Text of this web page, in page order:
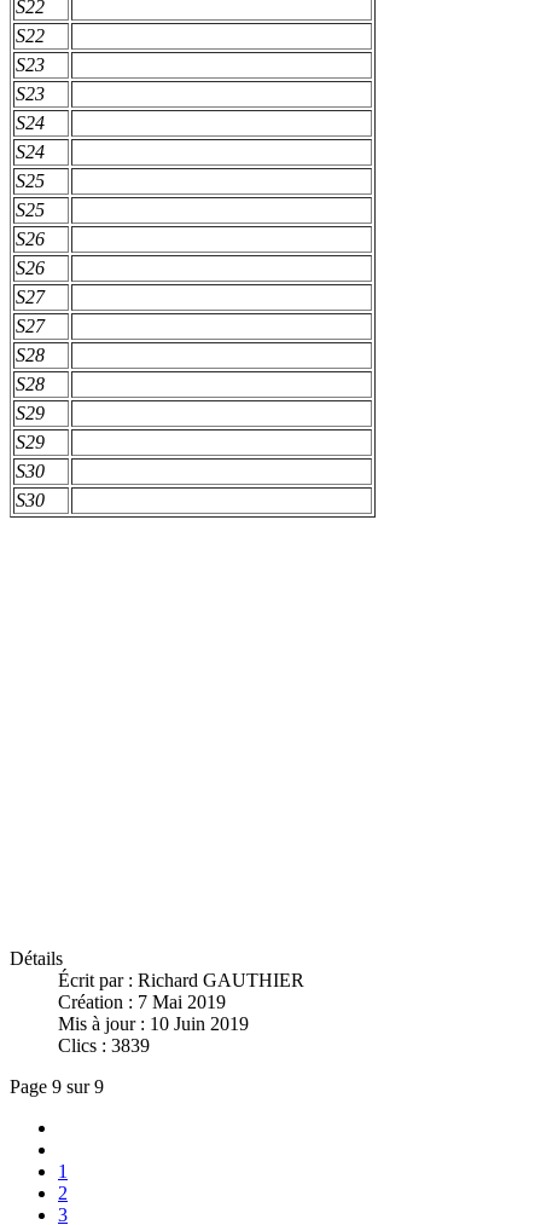
S22
S22
S23
S23
S24
S24
S25
S25
S26
S26
S27
S27
S28
S28
S29
S29
S30
S30
Détails
Écrit par : Richard GAUTHIER
Création : 7 Mai 2019
Mis à jour : 10 Juin 2019
Clics : 3839
Page 9 sur 9
1
2
3